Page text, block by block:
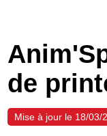
Economie
Services
Contacts
de
Mise à jour le 18/03/